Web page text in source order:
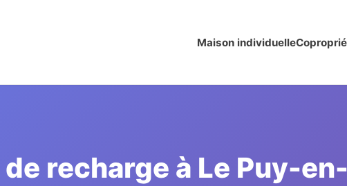
Maison individuelle
recharge à Le Puy-